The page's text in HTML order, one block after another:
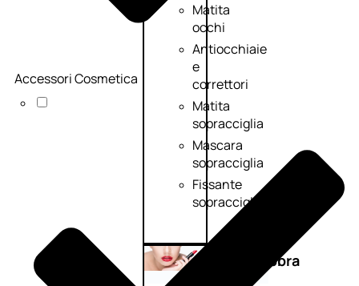
Matita
occhi
Antiocchiaie
e
correttori
Matita
sopracciglia
Mascara
sopracciglia
Fissante
sopracciglia
Labbra
Accessori Cosmetica